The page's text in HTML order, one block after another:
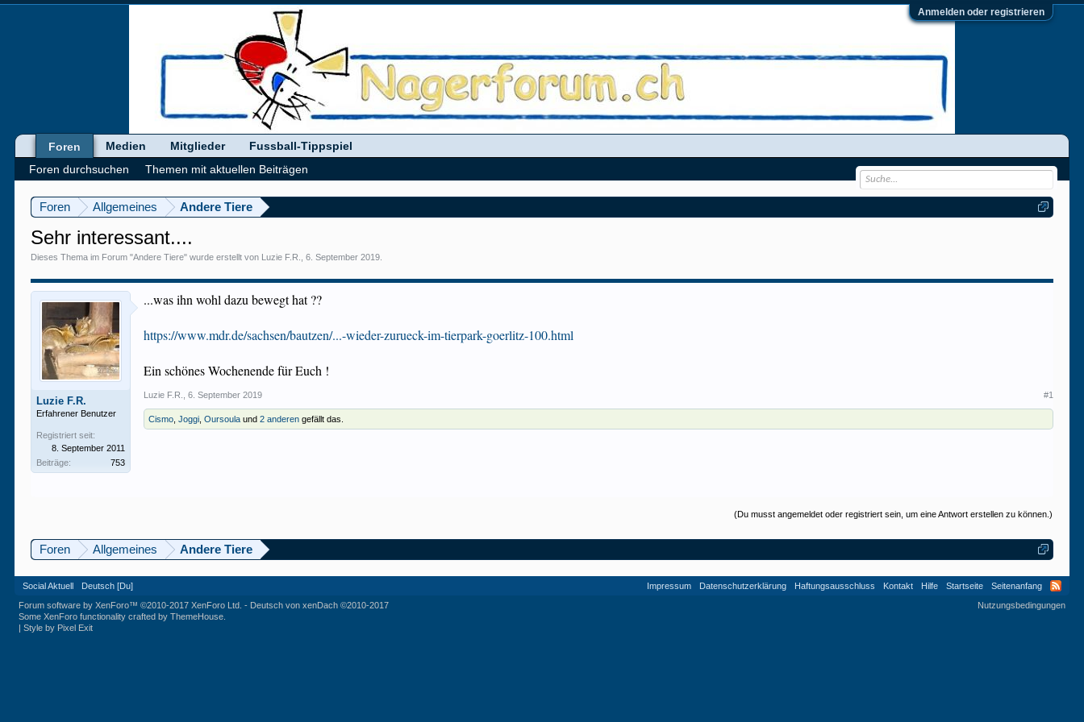
Anmelden oder registrieren
Foren Allgemeines Andere Tiere
Sehr interessant....
Dieses Thema im Forum "Andere Tiere" wurde erstellt von Luzie F.R. ,6. September 2019
Luzie F.R.
Erfahrener Benutzer
Registriert seit:
8. September 2011
Beiträge:
753
...was ihn wohl dazu bewegt hat ??
https://www.mdr.de/sachsen/bautzen/...-wieder-zurueck-im-tierpark-goerlitz-100.html
Ein schönes Wochenende für Euch !
Luzie F.R. 6. September 2019 #1
Cismo ,Joggi ,Oursoula und2 anderen gefällt das.
(Du musst angemeldet oder registriert sein, um eine Antwort erstellen zu können.)
Foren Allgemeines Andere Tiere
Foren
Foren durchsuchen
Themen mit aktuellen Beiträgen
Medien Mitglieder Fussball-Tippspiel
Social Aktuell Deutsch [Du] Impressum Datenschutzerklärung Haftungsausschluss Kontakt Hilfe Startseite
Seitenanfang
Nutzungsbedingungen
Forum software by XenForo™©2010-2017 XenForo Ltd. - Deutsch von xenDach©2010-2017
Some XenForo functionality crafted byThemeHouse
|Style by Pixel Exit